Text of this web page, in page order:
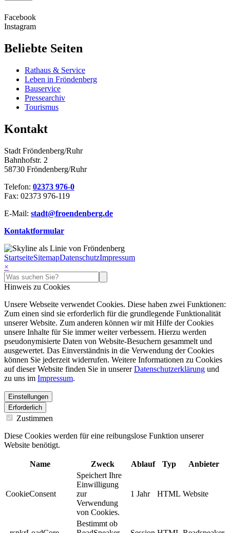
Facebook
Instagram
Beliebte Seiten
Rathaus & Service
Leben in Fröndenberg
Bauservice
Pressearchiv
Tourismus
Kontakt
Stadt Fröndenberg/Ruhr
Bahnhofstr. 2
58730 Fröndenberg/Ruhr
Telefon: 02373 976-0
Fax: 02373 976-119
E-Mail: stadt@​froendenberg.de
Kontaktformular
StartseiteSitemapDatenschutzImpressum
×
Hinweis zu Cookies
Unsere Webseite verwendet Cookies. Diese haben zwei Funktionen:
Zum einen sind sie erforderlich für die grundlegende Funktionalität
unserer Website. Zum anderen können wir mit Hilfe der Cookies
unsere Inhalte für Sie immer weiter verbessern. Hierzu werden
pseudonymisierte Daten von Website-Besuchern gesammelt und
ausgewertet. Das Einverständnis in die Verwendung der Cookies
können Sie jederzeit widerrufen. Weitere Informationen zu Cookies
auf dieser Website finden Sie in unsererDatenschutzerklärung und
zu uns im Impressum.
Einstellungen
Erforderlich
Zustimmen
Diese Cookies werden für eine reibungslose Funktion unserer
Website benötigt.
Name Zweck Ablauf Typ Anbieter
CookieConsent
Speichert Ihre
Einwilligung
zur
Verwendung
von Cookies.
1 Jahr HTML Website
Bestimmt ob